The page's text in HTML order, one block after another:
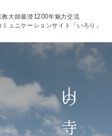
教大師最澄1200年魅力交流
ミュニケーションサイト「いろり」
澄1200年魅力交流
山の寺